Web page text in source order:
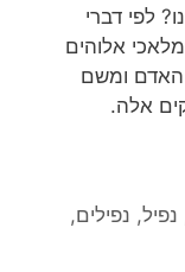
לפי דברי
אלוהים
האדם ומשם
אלה.
נפיל, נפילים,